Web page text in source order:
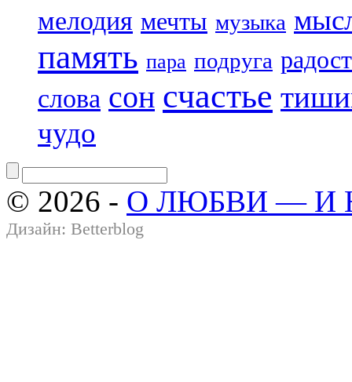
мелодия мечты музыка
память пара подруга
слова сон счастье
чудо
© 2026 - О ЛЮБВИ — И
Дизайн: Betterblog